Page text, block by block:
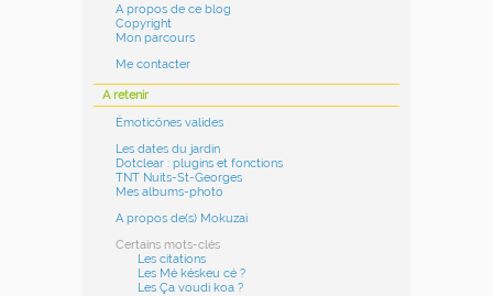
A propos de ce blog
Copyright
Mon parcours
Me contacter
A retenir
Émoticônes valides
Les dates du jardin
Dotclear : plugins et fonctions
TNT Nuits-St-Georges
Mes albums-photo
A propos de(s) Mokuzai
Certains mots-clés
Les citations
Les Mé késkeu cé ?
Les Ça voudi koa ?